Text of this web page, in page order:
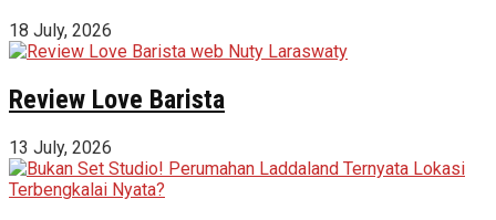
18 July, 2026
Review Love Barista
13 July, 2026